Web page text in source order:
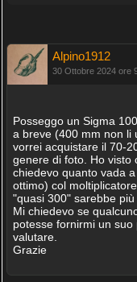
Alpino1912
30 Ottobre 2024 ore
Posseggo un Sigma
a breve (400 mm non li
vorrei acquistare il 70-
genere di foto. Ho visto
chiedevo quanto vada
ottimo) col
"quasi 300" sarebbe
Mi chiedevo se
potesse fornirmi un
valutare.
Grazie